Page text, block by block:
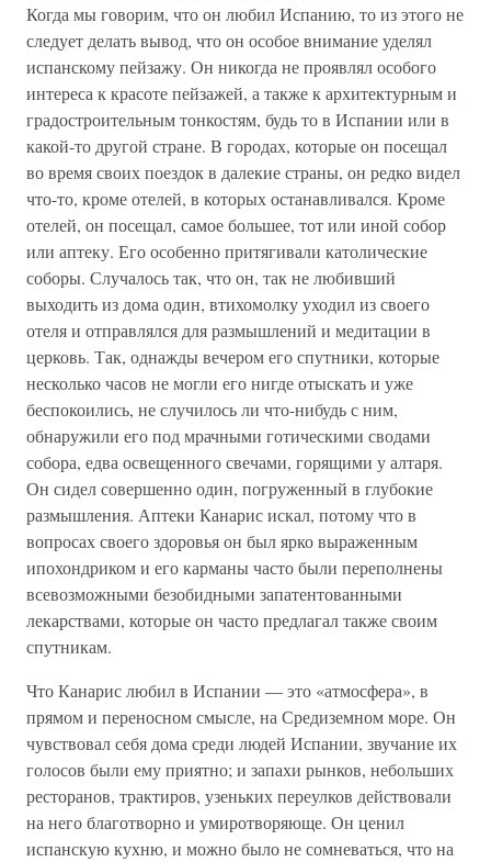
Когда мы говорим, что он любил Испанию, то из этого не
следует делать вывод, что он особое внимание уделял
испанскому пейзажу. Он никогда не проявлял особого
интереса к красоте пейзажей, а также к архитектурным и
градостроительным тонкостям, будь то в Испании или в
какой-то другой стране. В городах, которые он посещал
во время своих поездок в далекие страны, он редко видел
что-то, кроме отелей, в которых останавливался. Кроме
отелей, он посещал, самое большее, тот или иной собор
или аптеку. Его особенно притягивали католические
соборы. Случалось так, что он, так не любивший
выходить из дома один, втихомолку уходил из своего
отеля и отправлялся для размышлений и медитации в
церковь. Так, однажды вечером его спутники, которые
несколько часов не могли его нигде отыскать и уже
беспокоились, не случилось ли что-нибудь с ним,
обнаружили его под мрачными готическими сводами
собора, едва освещенного свечами, горящими у алтаря.
Он сидел совершенно один, погруженный в глубокие
размышления. Аптеки Канарис искал, потому что в
вопросах своего здоровья он был ярко выраженным
ипохондриком и его карманы часто были переполнены
всевозможными безобидными запатентованными
лекарствами, которые он часто предлагал также своим
спутникам.
Что Канарис любил в Испании — это «атмосфера», в
прямом и переносном смысле, на Средиземном море. Он
чувствовал себя дома среди людей Испании, звучание их
голосов были ему приятно; и запахи рынков, небольших
ресторанов, трактиров, узеньких переулков действовали
на него благотворно и умиротворяюще. Он ценил
испанскую кухню, и можно было не сомневаться, что на